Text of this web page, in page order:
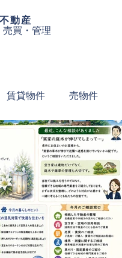
不動産
売買・管理
賃貸物件 売物件